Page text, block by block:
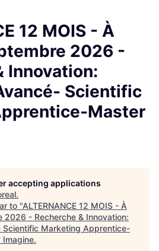
12 MOIS - À
2026 -
Innovation:
Scientific
Master
accepting applications
.
to "ALTERNANCE 12 MOIS - À
2026 - Recherche & Innovation:
Scientific Marketing Apprentice-
Imagine.